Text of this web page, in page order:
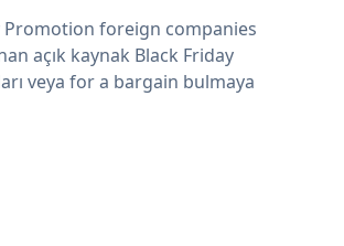
Promotion foreign companies
açık kaynak Black Friday
veya for a bargain bulmaya